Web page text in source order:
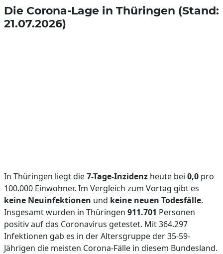
Die Corona-Lage in Thüringen (Stand:
21.07.2026)
In Thüringen liegt die7-Tage-Inzidenz heute bei 0,0 pro
100.000 Einwohner. Im Vergleich zum Vortag gibt es
keine Neuinfektionen und keine neuen Todesfälle.
Insgesamt wurden in Thüringen 911.701 Personen
positiv auf das Coronavirus getestet. Mit 364.297
Infektionen gab es in der Altersgruppe der 35-59-
Jährigen die meisten Corona-Fälle in diesem Bundesland.